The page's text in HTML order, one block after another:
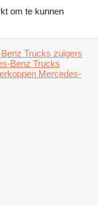
om te kunnen
Trucks zuigers
Benz Trucks
Mercedes-